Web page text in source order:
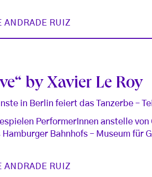
ANDRADE RUIZ
by Xavier Le Roy
in Berlin feiert das Tanzerbe –
PerformerInnen anstelle
Bahnhofs – Museum für
ANDRADE RUIZ